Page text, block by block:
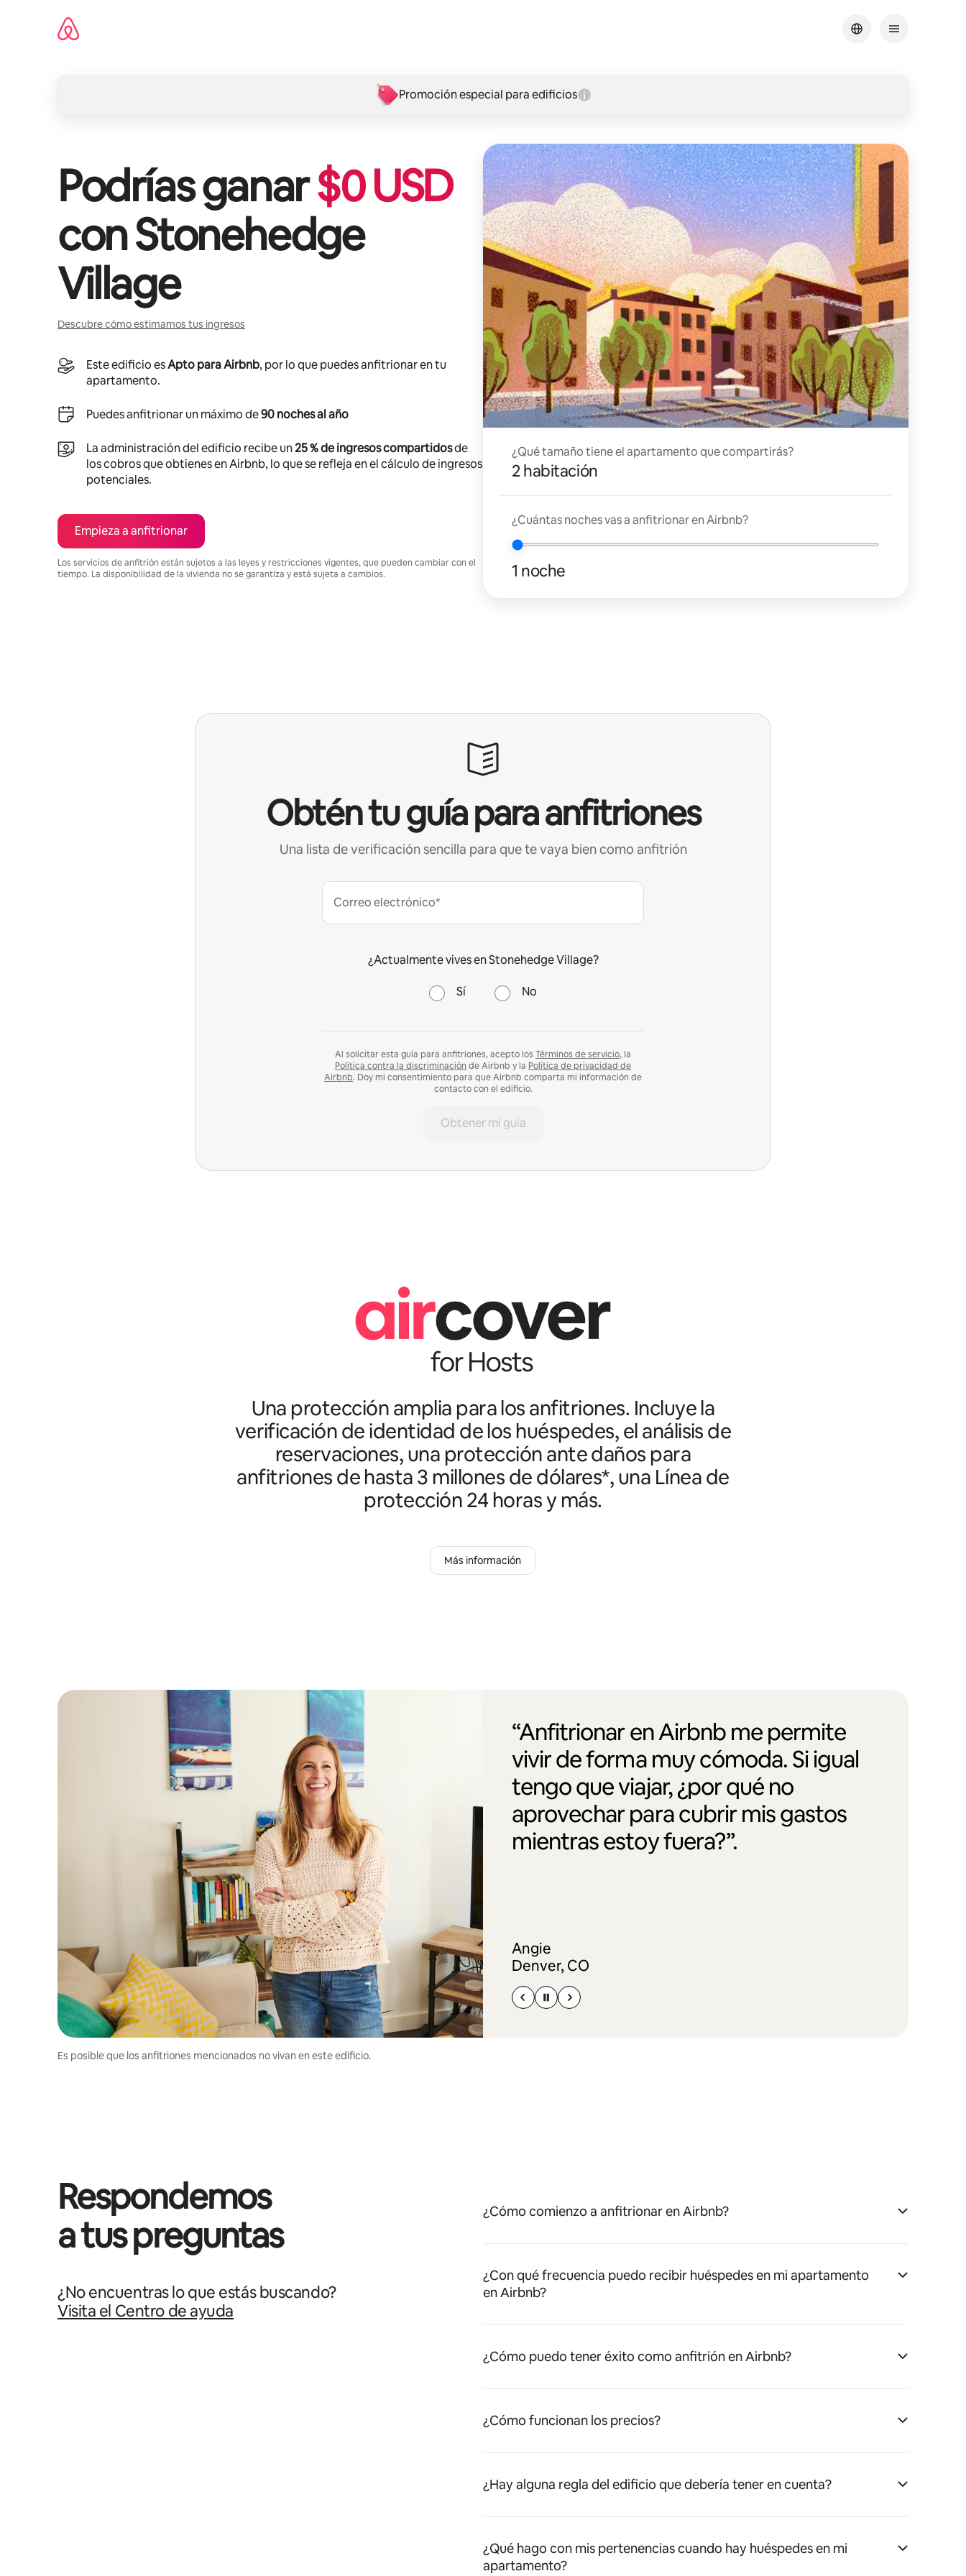
Promoción especial para edificios
Podrías ganar$0USD
conStonehedge
Village
Descubre cómo estimamos tus ingresos
Este edificio esApto para Airbnb, por lo que puedes anfitrionar en tu
apartamento.
Puedes anfitrionar un máximo de90 noches al año
La administración del edificio recibe un25 % de ingresos compartidosde
los cobros que obtienes en Airbnb, lo que se refleja en el cálculo de ingresos
potenciales.
Empieza a anfitrionar
Los servicios de anfitrión están sujetos a las leyes y restricciones vigentes, que pueden cambiar con el
tiempo. La disponibilidad de la vivienda no se garantiza y está sujeta a cambios.
¿Qué tamaño tiene el apartamento que compartirás?
2 habitación
¿Cuántas noches vas a anfitrionar en Airbnb?
1 noche
Obtén tu guía para anfitriones
Una lista de verificación sencilla para que te vaya bien como anfitrión
Correo electrónico*
¿Actualmente vives en Stonehedge Village?
Sí No
Al solicitar esta guía para anfitriones, acepto los Términos de servicio, la
Política contra la discriminación de Airbnb y la Política de privacidad de
Airbnb. Doy mi consentimiento para que Airbnb comparta mi información de
contacto con el edificio.
Obtener mi guía
Una protección amplia para los anfitriones. Incluye la
verificación de identidad de los huéspedes, el análisis de
reservaciones, una protección ante daños para
anfitriones de hasta 3 millones de dólares*, una Línea de
protección 24 horas y más.
Más información
“Anfitrionar en Airbnb me permite
vivir de forma muy cómoda. Si igual
tengo que viajar, ¿por qué no
aprovechar para cubrir mis gastos
mientras estoy fuera?”.
Angie
Denver, CO
Es posible que los anfitriones mencionados no vivan en este edificio.
Respondemos
a tus preguntas
¿No encuentras lo que estás buscando?
Visita el Centro de ayuda
¿Cómo comienzo a anfitrionar en Airbnb?
¿Con qué frecuencia puedo recibir huéspedes en mi apartamento
en Airbnb?
¿Cómo puedo tener éxito como anfitrión en Airbnb?
¿Cómo funcionan los precios?
¿Hay alguna regla del edificio que debería tener en cuenta?
¿Qué hago con mis pertenencias cuando hay huéspedes en mi
apartamento?